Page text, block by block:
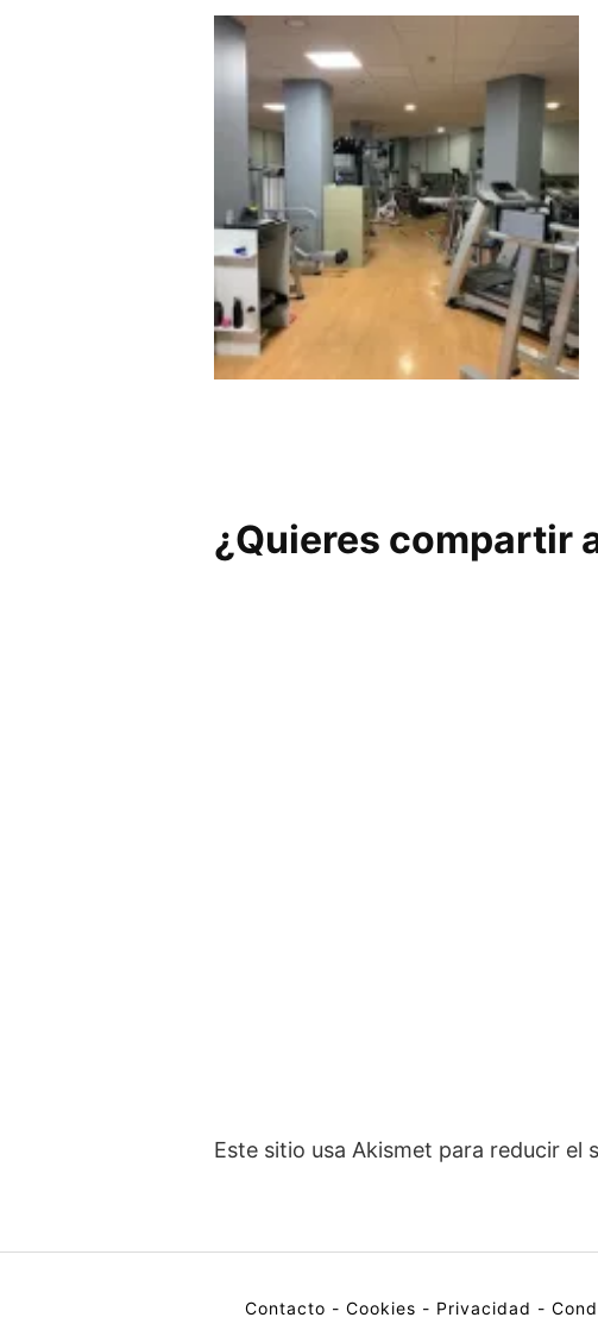
¿Quieres compartir
Este sitio usa Akismet para reducir el
Contacto - Cookies - Privacidad -